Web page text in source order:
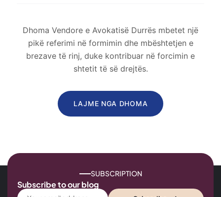
Dhoma Vendore e Avokatisë Durrës mbetet një
pikë referimi në formimin dhe mbështetjen e
brezave të rinj, duke kontribuar në forcimin e
shtetit të së drejtës.
LAJME NGA DHOMA
SUBSCRIPTION
Subscribe to our blog